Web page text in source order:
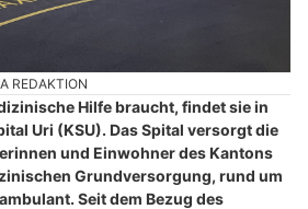
REDAKTION
Hilfe braucht, findet sie in
Uri (KSU). Das Spital versorgt die
und Einwohner des Kantons
Grundversorgung, rund um
Seit dem Bezug des